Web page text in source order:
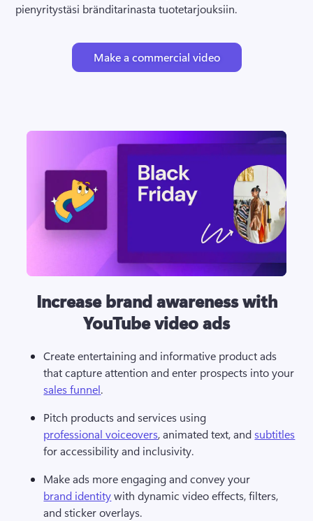
pienyritystäsi bränditarinasta tuotetarjouksiin.
Make a commercial video
Increase brand awareness with
YouTube video ads
Create entertaining and informative product ads
that capture attention and enter prospects into your
sales funnel.
Pitch products and services using
professional voiceovers, animated text, and subtitles
for accessibility and inclusivity.
Make ads more engaging and convey your
brand identity with dynamic video effects, filters,
and sticker overlays.